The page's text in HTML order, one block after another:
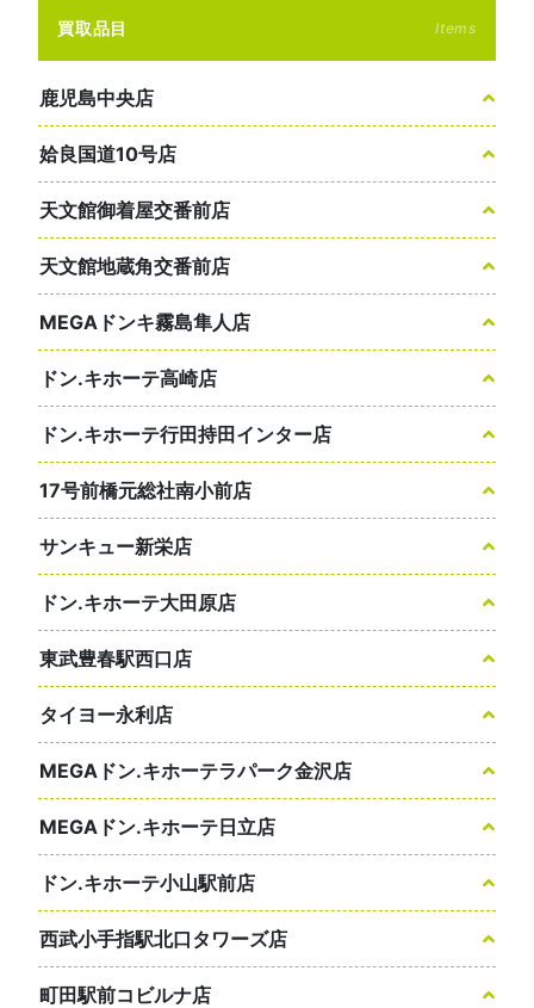
買取品目 Items
鹿児島中央店
姶良国道10号店
天文館御着屋交番前店
天文館地蔵角交番前店
MEGAドンキ霧島隼人店
ドン.キホーテ高崎店
ドン.キホーテ行田持田インター店
17号前橋元総社南小前店
サンキュー新栄店
ドン.キホーテ大田原店
東武豊春駅西口店
タイヨー永利店
MEGAドン.キホーテラパーク金沢店
MEGAドン.キホーテ日立店
ドン.キホーテ小山駅前店
西武小手指駅北口タワーズ店
町田駅前コビルナ店